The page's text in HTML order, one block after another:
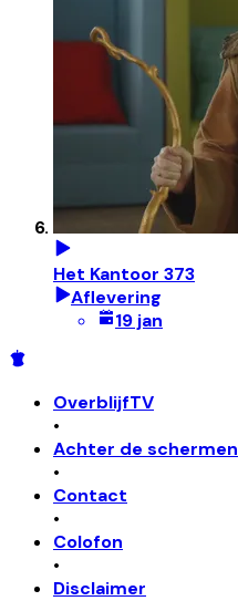
Het Kantoor 373
Aflevering
19 jan
OverblijfTV
•
Achter de schermen
•
Contact
•
Colofon
•
Disclaimer